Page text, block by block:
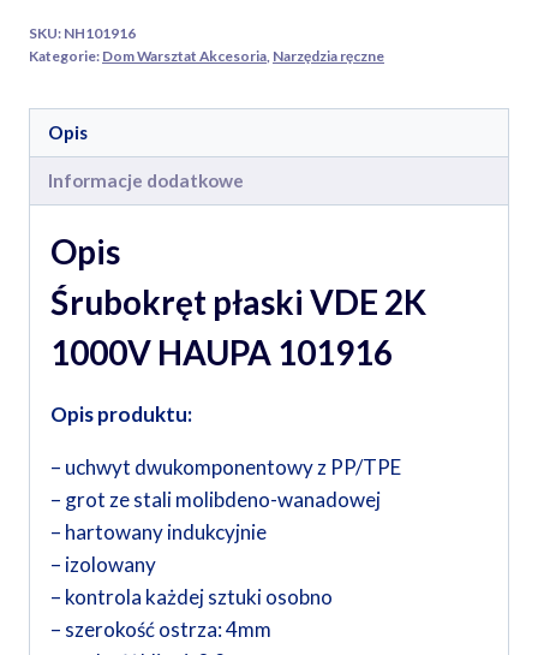
SKU: NH101916
Kategorie: Dom Warsztat Akcesoria Narzędzia ręczne
Opis
Informacje dodatkowe
Opis
Śrubokręt płaski VDE 2K
1000V HAUPA 101916
Opis produktu:
– uchwyt dwukomponentowy z PP/TPE
– grot ze stali molibdeno-wanadowej
– hartowany indukcyjnie
– izolowany
– kontrola każdej sztuki osobno
– szerokość ostrza: 4mm